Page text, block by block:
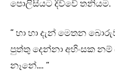
පොලිසියට දිව්වේ තනියම.
” හා හා දැන් මෙතන
පුත්තු දෙන්නා අහිංසක
නෑනේ…. “